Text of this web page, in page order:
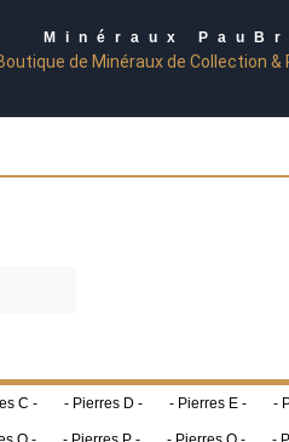
Minéraux
de Minéraux de Collection &
C - - Pierres D - - Pierres E - -